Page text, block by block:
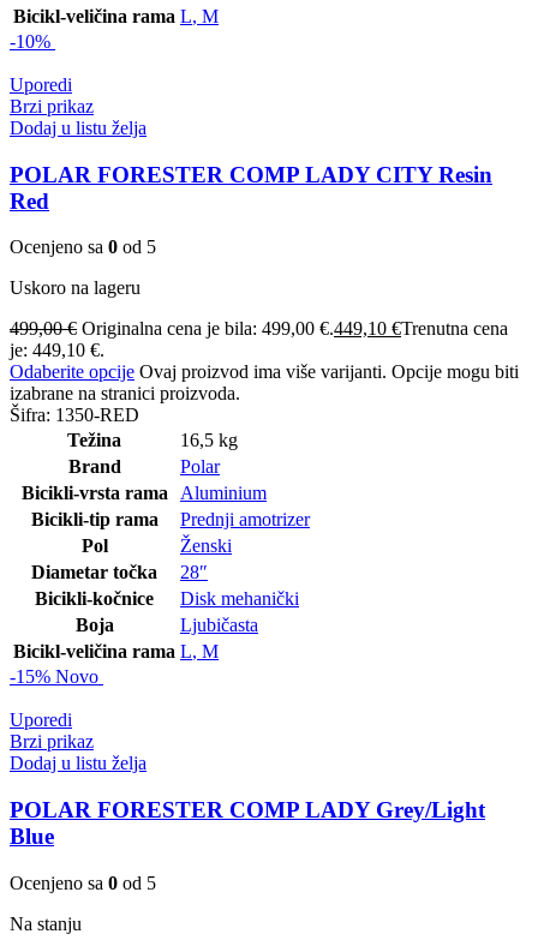
Bicikl-veličina rama L, M
-10%
Uporedi
Brzi prikaz
Dodaj u listu želja
POLAR FORESTER COMP LADY CITY Resin
Red
Ocenjeno sa 0 od 5
Uskoro na lageru
499,00€ Originalna cena je bila: 499,00 €.449,10 €Trenutna cena
je: 449,10 €.
Odaberite opcije Ovaj proizvod ima više varijanti. Opcije mogu biti
izabrane na stranici proizvoda.
Šifra: 1350-RED
Težina
16,5 kg
Brand
Polar
Bicikli-vrsta rama
Aluminium
Bicikli-tip rama
Prednji amotrizer
Pol
Ženski
Diametar točka
28″
Bicikli-kočnice
Disk mehanički
Boja
Ljubičasta
Bicikl-veličina rama L, M
-15% Novo
Uporedi
Brzi prikaz
Dodaj u listu želja
POLAR FORESTER COMP LADY Grey/Light
Blue
Ocenjeno sa 0 od 5
Na stanju